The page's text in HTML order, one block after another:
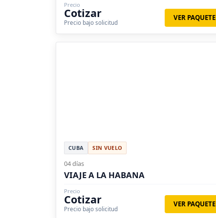
Precio
Cotizar
Precio bajo solicitud
VER PAQUETE
CUBA SIN VUELO
04 días
VIAJE A LA HABANA
Precio
Cotizar
Precio bajo solicitud
VER PAQUETE